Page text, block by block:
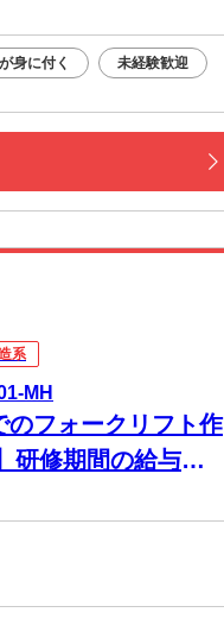
身に付く 未経験歓迎
系
MH
のフォークリフト作
研修期間の給与変